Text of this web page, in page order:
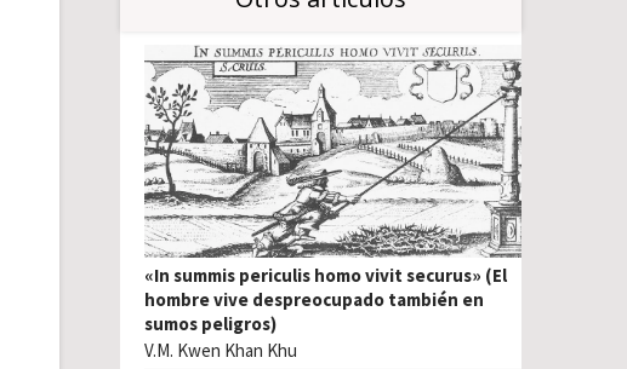
«In summis periculis homo vivit securus» (El
hombre vive despreocupado también en
sumos peligros)
V.M. Kwen Khan Khu